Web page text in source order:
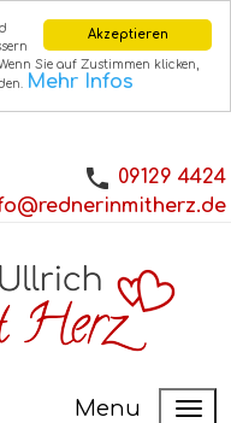
Akzeptieren
Sie auf Zustimmen klicken,
Mehr Infos
09129 4424
Menu